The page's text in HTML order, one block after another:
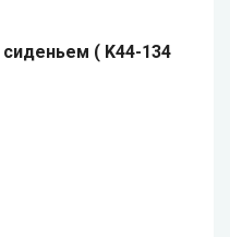
сиденьем ( K44-134